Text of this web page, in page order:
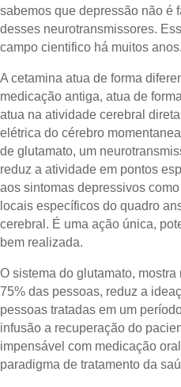
sabemos que depressão não é
desses neurotransmissores.
campo cientifico há muitos anos.
A cetamina atua de forma
medicação antiga, atua de
atua na atividade cerebral
elétrica do cérebro
de glutamato, um
reduz a atividade em pontos
aos sintomas depressivos
locais específicos do quadro
cerebral. É uma ação única,
bem realizada.
O sistema do glutamato,
75% das pessoas, reduz a
pessoas tratadas em um
infusão a recuperação do
impensável com medicação
paradigma de tratamento da